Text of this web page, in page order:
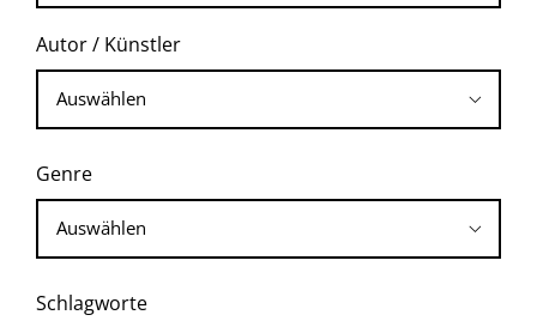
Autor / Künstler
Genre
Schlagworte